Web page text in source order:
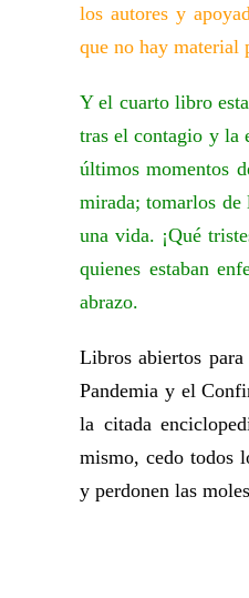
los autores y
que no hay material
Y el cuarto libro
tras el contagio y la
últimos momentos
mirada; tomarlos
una vida. ¡Qué
quienes estaban
abrazo.
Libros abiertos
Pandemia y el
la citada
mismo, cedo todos
y perdonen las